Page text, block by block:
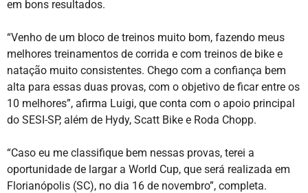
em bons resultados.
“Venho de um bloco de treinos muito bom, fazendo meus
melhores treinamentos de corrida e com treinos de bike e
natação muito consistentes. Chego com a confiança bem
alta para essas duas provas, com o objetivo de ficar entre os
10 melhores”, afirma Luigi, que conta com o apoio principal
do SESI-SP, além de Hydy, Scatt Bike e Roda Chopp.
“Caso eu me classifique bem nessas provas, terei a
oportunidade de largar a World Cup, que será realizada em
Florianópolis (SC), no dia 16 de novembro”, completa.